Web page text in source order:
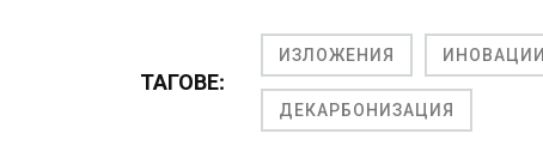
ТАГОВЕ:
ИЗЛОЖЕНИЯ ИНОВАЦИИ
ДЕКАРБОНИЗАЦИЯ